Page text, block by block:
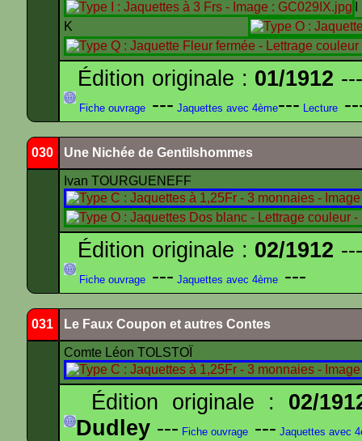
K
Édition originale : 01/1912
Fiche ouvrage --- Jaquettes avec 4ème--- Lecture
030 Une Nichée de Gentilshommes
Ivan TOURGUENEFF
Édition originale : 02/1912
Fiche ouvrage --- Jaquettes avec 4ème ---
031 Le Faux Coupon et autres Contes
Comte Léon TOLSTOÏ
Édition originale : 02/
Dudley --- Fiche ouvrage --- Jaquettes avec